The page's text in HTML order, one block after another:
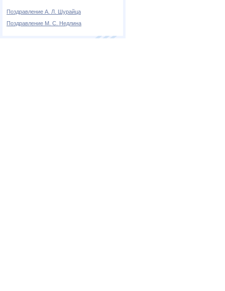
Поздравление А. Л. Шурайца
Поздравление М. С. Недлина